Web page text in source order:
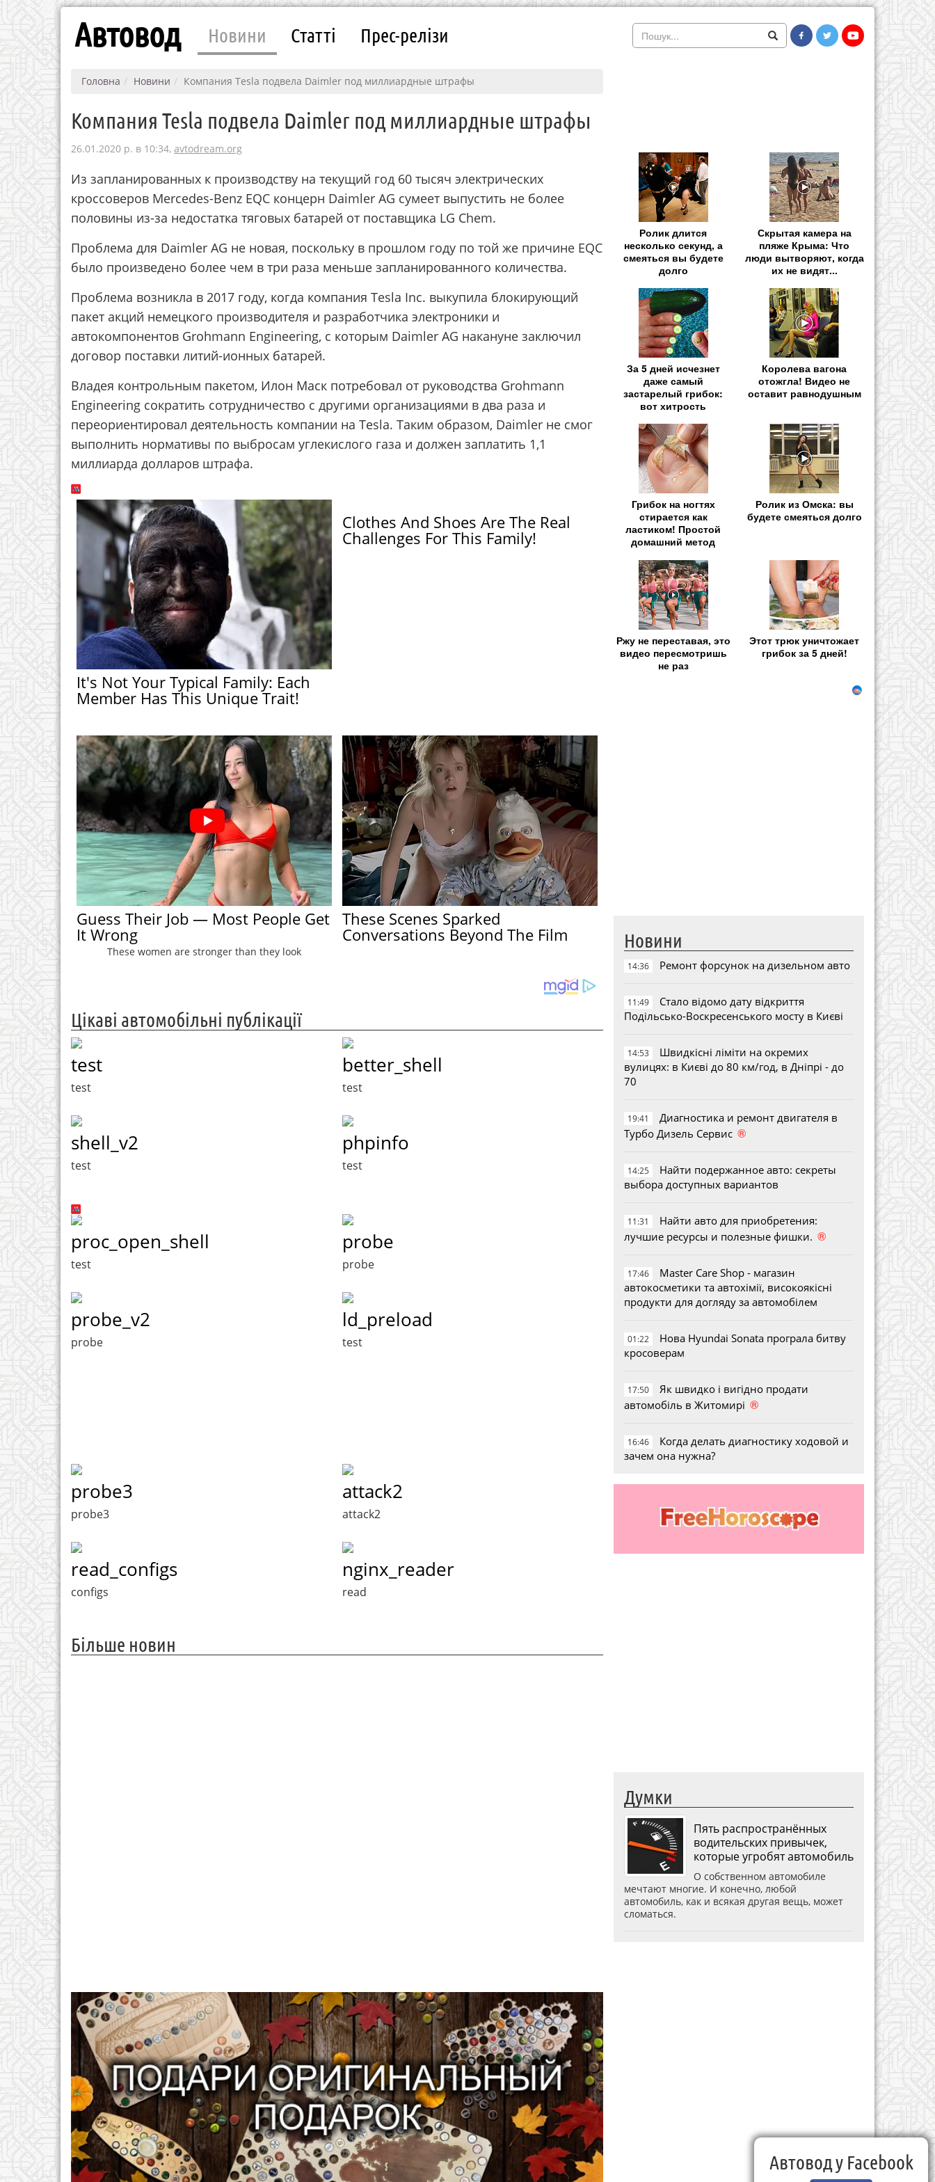
Автовод Новини Статті Прес-релізи
Головна Новини Компания Tesla подвела Daimler под миллиардные штрафы
Компания Tesla подвела Daimler под миллиардные штрафы
26.01.2020 р. в 10:34, avtodream.org
Из запланированных к производству на текущий год 60 тысяч электрических
кроссоверов Mercedes-Benz EQC концерн Daimler AG сумеет выпустить не более
половины из-за недостатка тяговых батарей от поставщика LG Chem.
Проблема для Daimler AG не новая, поскольку в прошлом году по той же причине EQC
было произведено более чем в три раза меньше запланированного количества.
Проблема возникла в 2017 году, когда компания Tesla Inc. выкупила блокирующий
пакет акций немецкого производителя и разработчика электроники и
автокомпонентов Grohmann Engineering, с которым Daimler AG накануне заключил
договор поставки литий-ионных батарей.
Владея контрольным пакетом, Илон Маск потребовал от руководства Grohmann
Engineering сократить сотрудничество с другими организациями в два раза и
переориентировал деятельность компании на Tesla. Таким образом, Daimler не смог
выполнить нормативы по выбросам углекислого газа и должен заплатить 1,1
миллиарда долларов штрафа.
It's Not Your Typical Family: Each
Member Has This Unique Trait!
Clothes And Shoes Are The Real
Challenges For This Family!
Guess Their Job — Most People Get
It Wrong
These women are stronger than they look
These Scenes Sparked
Conversations Beyond The Film
Цікаві автомобільні публікації
test
test
better_shell
test
shell_v2
test
phpinfo
test
proc_open_shell
test
probe
probe
probe_v2
probe
ld_preload
test
probe3
probe3
attack2
attack2
read_configs
configs
nginx_reader
read
Більше новин
Ролик длится
несколько секунд, а
смеяться вы будете
долго
Скрытая камера на
пляже Крыма: Что
люди вытворяют, когда
их не видят...
За 5 дней исчезнет
даже самый
застарелый грибок:
вот хитрость
Королева вагона
отожгла! Видео не
оставит равнодушным
Грибок на ногтях
стирается как
ластиком! Простой
домашний метод
Ролик из Омска: вы
будете смеяться долго
Ржу не переставая, это
видео пересмотришь
не раз
Этот трюк уничтожает
грибок за 5 дней!
Новини
14:36 Ремонт форсунок на дизельном авто
11:49
Стало відомо дату відкриття
Подільсько-Воскресенського мосту в Києві
14:53
Швидкісні ліміти на окремих
вулицях: в Києві до 80 км/год, в Дніпрі - до
70
19:41
Диагностика и ремонт двигателя в
Турбо Дизель Сервис ®
14:25
Найти подержанное авто: секреты
выбора доступных вариантов
11:31
Найти авто для приобретения:
лучшие ресурсы и полезные фишки. ®
17:46
Master Care Shop - магазин
автокосметики та автохімії, високоякісні
продукти для догляду за автомобілем
01:22
Нова Hyundai Sonata програла битву
кросоверам
17:50
Як швидко і вигідно продати
автомобіль в Житомирі ®
16:46
Когда делать диагностику ходовой и
зачем она нужна?
Думки
Пять распространённых
водительских привычек,
которые угробят автомобиль
О собственном автомобиле
мечтают многие. И конечно, любой
автомобиль, как и всякая другая вещь, может
сломаться.
Автовод у Facebook